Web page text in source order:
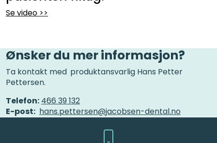
Se video >>
Ønsker du mer informasjon?
Ta kontakt med produktansvarlig Hans Petter
Pettersen.
Telefon: 466 39 132
E-post: hans.pettersen@jacobsen-dental.no